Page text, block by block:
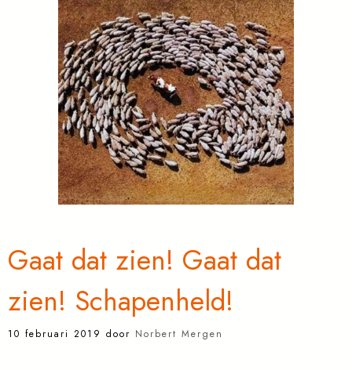
Gaat dat zien! Gaat dat
zien! Schapenheld!
10 februari 2019 door Norbert Mergen